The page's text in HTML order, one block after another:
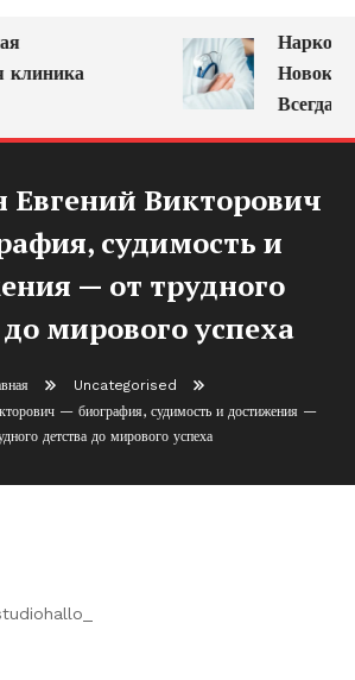
клиника
Всегда
Викторович
судимость и
— от трудного
мирового успеха
Uncategorised
— биография, судимость и достижения —
детства до мирового успеха